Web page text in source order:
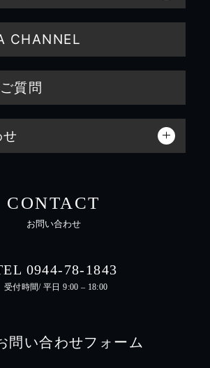
CHANNEL
質問
CONTACT
お問い合わせ
0944-78-1843
受付時間/ 平日 9:00 – 18:00
問い合わせフォーム